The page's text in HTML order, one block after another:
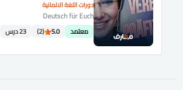
دورات اللغة الالمانية
Deutsch für Euch
معتمد 5.0
(2) 23 درس